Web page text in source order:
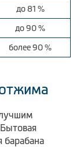
до 81 %
до 90 %
более 90 %
барабана